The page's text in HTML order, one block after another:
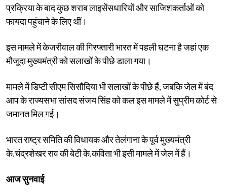
प्रक्रिया के बाद कुछ शराब लाइसेंसधारियों और साजिशकर्ताओं को
फायदा पहुंचाने के लिए थीं।
इस मामले में केजरीवाल की गिरफ्तारी भारत में पहली घटना है जहां एक
मौजूदा मुख्यमंत्री को सलाखों के पीछे डाला गया।
मामले में डिप्टी सीएम सिसौदिया भी सलाखों के पीछे हैं, जबकि जेल में बंद
आप के राज्यसभा सांसद संजय सिंह को कल इस मामले में सुप्रीम कोर्ट से
जमानत मिल गई।
भारत राष्ट्र समिति की विधायक और तेलंगाना के पूर्व मुख्यमंत्री
के.चंद्रशेखर राव की बेटी के.कविता भी इसी मामले में जेल में हैं।
आज सुनवाई